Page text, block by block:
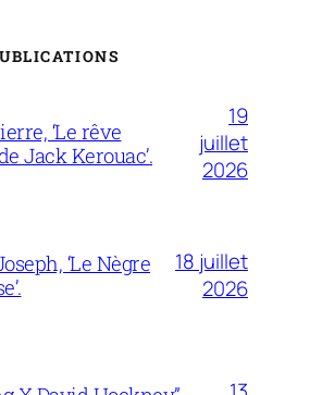
‘Le rêve
Jack Kerouac’.
19
juillet
2026
‘Le Nègre
18 juillet
2026